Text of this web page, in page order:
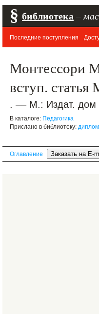
§ библиотека
Последние поступления
Монтессори
вступ.
. –– М.: Издат. дом
В каталоге: Педагогика
Прислано в библиотеку:
Оглавление